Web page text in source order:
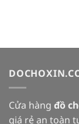
Cửa hàng đồ
giá rẻ an toàn